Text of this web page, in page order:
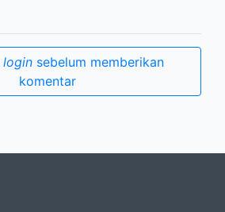
loginsebelum memberikan
komentar